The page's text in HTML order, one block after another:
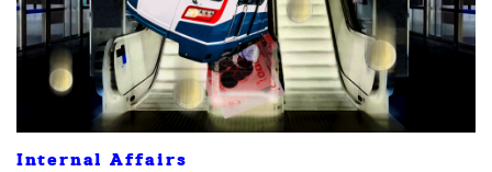
Internal Affairs